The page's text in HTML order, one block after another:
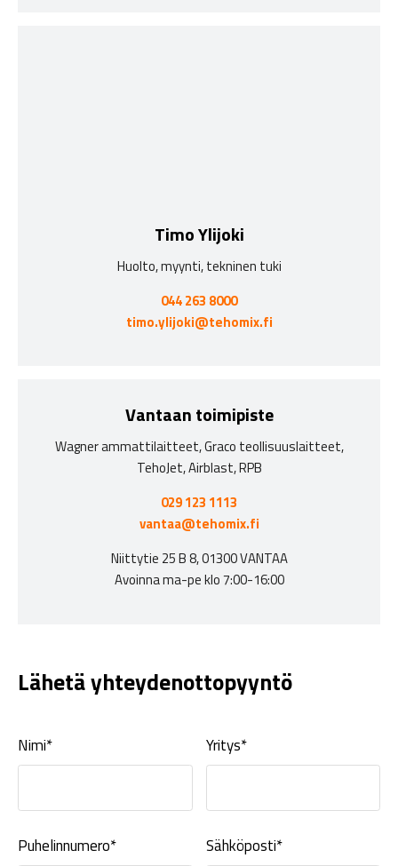
Timo Ylijoki
Huolto, myynti, tekninen tuki
044 263 8000
timo.ylijoki@tehomix.fi
Vantaan toimipiste
Wagner ammattilaitteet, Graco teollisuuslaitteet,
TehoJet, Airblast, RPB
029 123 1113
vantaa@tehomix.fi
Niittytie 25 B 8, 01300 VANTAA
Avoinna ma-pe klo 7:00-16:00
Lähetä yhteydenottopyyntö
Nimi* Yritys*
Puhelinnumero* Sähköposti*